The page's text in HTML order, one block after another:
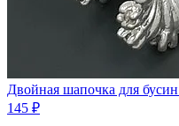
Двойная шапочка для
145 ₽